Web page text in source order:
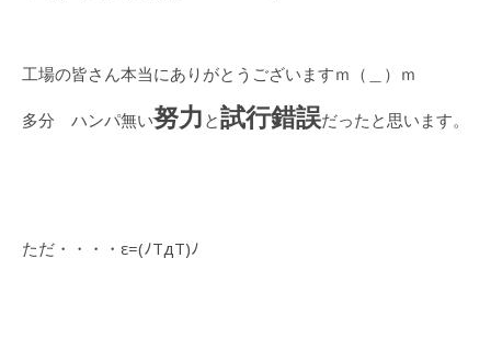
工場の皆さん本当にありがとうございますｍ（＿）ｍ
多分 ハンパ無い努力 と試行錯誤だったと思います。
ただ・・・・ε=(ﾉTдT)ﾉ